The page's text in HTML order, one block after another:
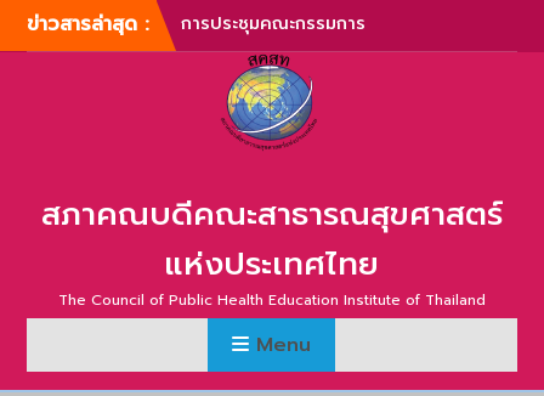
Skip
to
ข่าวสารล่าสุด :
การประชุมคณะกรรมการ
บริหารสภาคณบดีคณะ
สาธารณสุขศาสตร์แห่ง
ประเทศไทย ครั้งที่ 1/2567
การประชุมสามัญประจำปี
สภาคณบดีคณะสาธารณสุข
ที่ 1/2567
สามัญประจำปี สภาคณบดี
คณะสาธารณสุขศาสตร์แห่ง
ประเทศไทย ครั้งที่ 1/2566
การประชุมสามัญประจำปี
สภาคณบดีคณะสาธารณสุข
สภาคณบดีคณะสาธารณสุขศาสตร์
แห่งประเทศไทย
The Council of Public Health Education Institute of Thailand
Menu